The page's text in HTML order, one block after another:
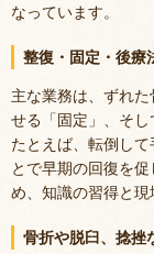
なっています。
整復・固定・後療
主な業務は、ずれ
せる「固定」、そし
たとえば、転倒し
とで早期の回復を
め、知識の習得と現
骨折や脱臼、捻挫